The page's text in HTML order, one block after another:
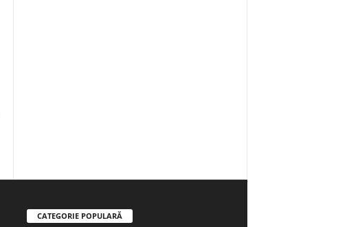
CATEGORIE POPULARĂ